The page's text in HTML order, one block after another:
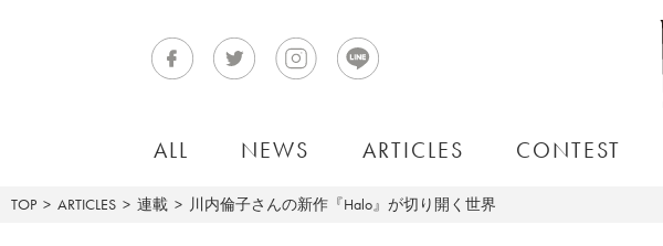
ALL NEWS ARTICLES CONTEST
TOP ARTICLES 連載 川内倫子さんの新作『Halo』が切り開く世界